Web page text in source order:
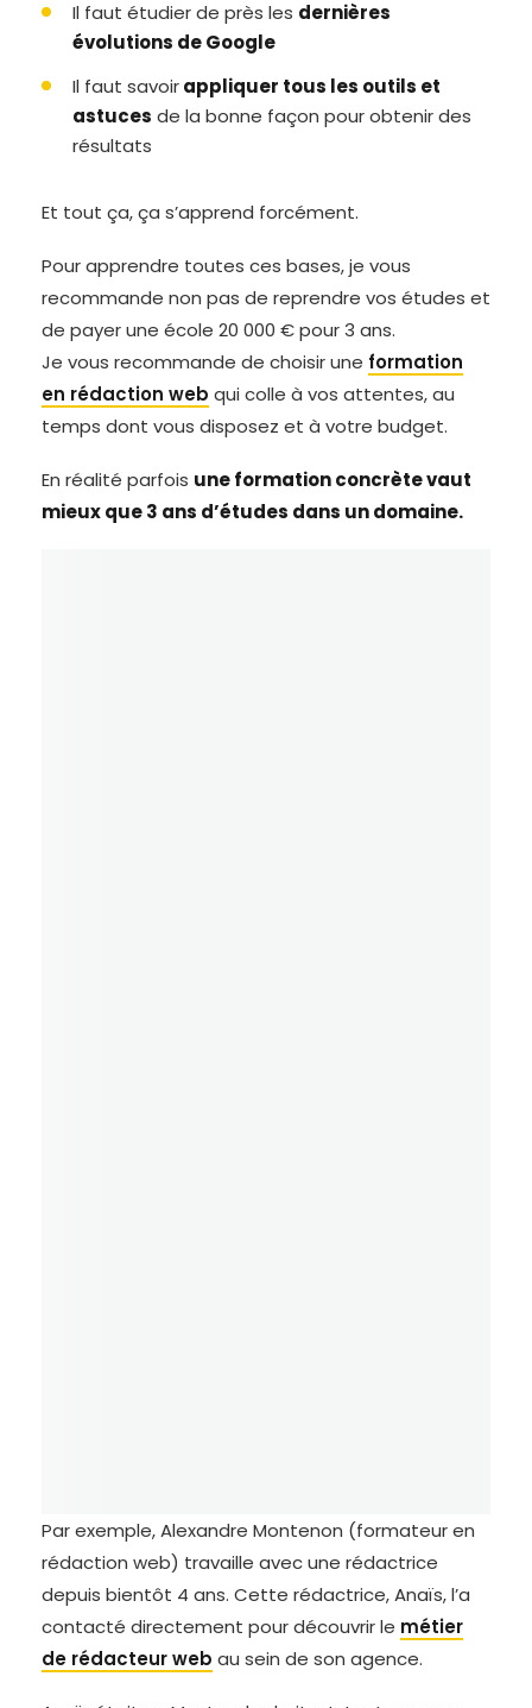
Il faut étudier de près les dernières
évolutions de Google
Il faut savoirappliquer tous les outils et
astuces de la bonne façon pour obtenir des
résultats
Et tout ça, ça s’apprend forcément.
Pour apprendre toutes ces bases, je vous
recommande non pas de reprendre vos études et
de payer une école 20 000 € pour 3 ans.
Je vous recommande de choisir une formation
en rédaction web qui colle à vos attentes, au
temps dont vous disposez et à votre budget.
En réalité parfois une formation concrète vaut
mieux que 3 ans d’études dans un domaine.
Par exemple, Alexandre Montenon (formateur en
rédaction web) travaille avec une rédactrice
depuis bientôt 4 ans. Cette rédactrice, Anaïs, l’a
contacté directement pour découvrir le métier
de rédacteur web au sein de son agence.